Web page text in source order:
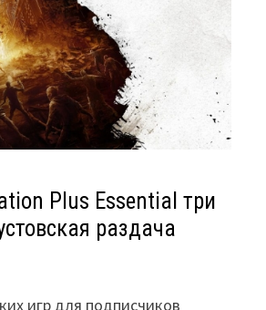
Plus Essential три
раздача
игр для подписчиков